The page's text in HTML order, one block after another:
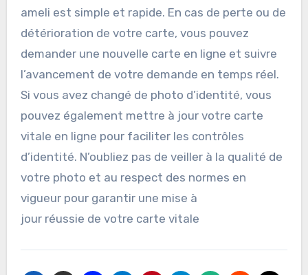
ameli est simple et rapide. En cas de perte ou de
détérioration de votre carte, vous pouvez
demander une nouvelle carte en ligne et suivre
l’avancement de votre demande en temps réel.
Si vous avez changé de photo d’identité, vous
pouvez également mettre à jour votre carte
vitale en ligne pour faciliter les contrôles
d’identité. N’oubliez pas de veiller à la qualité de
votre photo et au respect des normes en
vigueur pour garantir une mise à
jour réussie de votre carte vitale